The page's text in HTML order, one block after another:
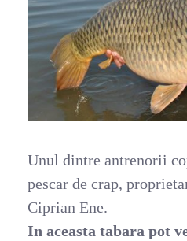
Unul dintre antrenorii
pescar de crap,
Ciprian Ene.
In aceasta tabara pot